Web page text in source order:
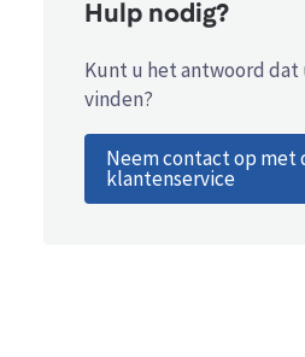
Hulp nodig?
Kunt u het antwoord
vinden?
Neem contact op met
klantenservice